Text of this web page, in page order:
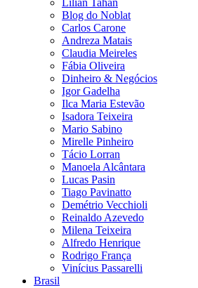
Blog do Noblat
Carlos Carone
Andreza Matais
Claudia Meireles
Fábia Oliveira
Dinheiro & Negócios
Igor Gadelha
Ilca Maria Estevão
Isadora Teixeira
Mario Sabino
Mirelle Pinheiro
Tácio Lorran
Manoela Alcântara
Lucas Pasin
Tiago Pavinatto
Demétrio Vecchioli
Reinaldo Azevedo
Milena Teixeira
Alfredo Henrique
Rodrigo França
Vinícius Passarelli
Brasil